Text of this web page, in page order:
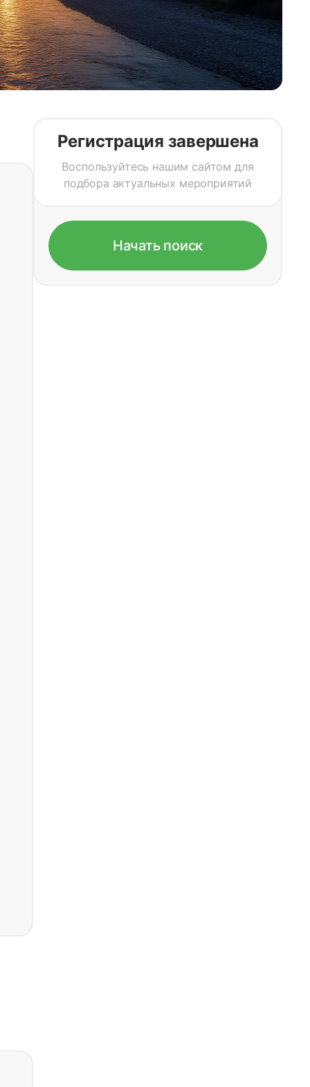
Регистрация завершена
Воспользуйтесь нашим сайтом для
подбора актуальных мероприятий
Начать поиск